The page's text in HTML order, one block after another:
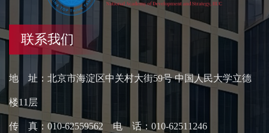
联系我们
地 址：北京市海淀区中关村大街59号 中国人民大学立德
楼11层
传 真：010-62559562 电 话：010-62511246